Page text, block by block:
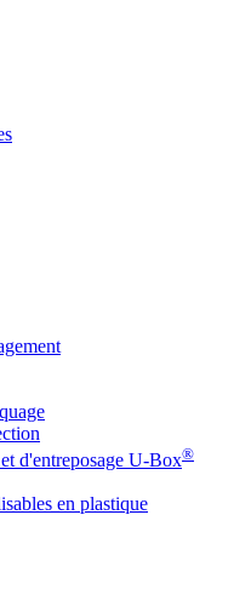
d'entreposage U-Box®
en plastique